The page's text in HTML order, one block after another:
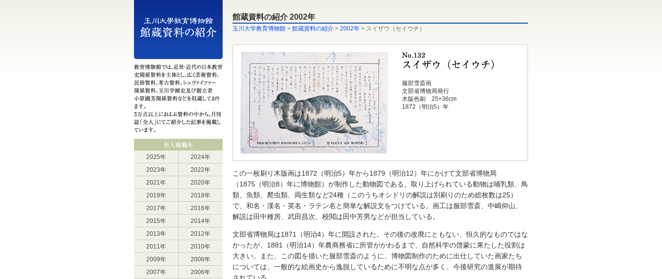
2025年
2024年
2023年
2022年
2021年
2020年
2019年
2018年
2017年
2016年
2015年
2014年
2013年
2012年
2011年
2010年
2009年
2008年
2007年
2006年
館蔵資料の紹介 2002年
玉川大学教育博物館 > 館蔵資料の紹介 > 2002年 > スイザウ（セイウチ）
服部雪斎画
文部省博物局発行
木版色刷 25×36cm
1872（明治5）年
この一枚刷り木版画は1872（明治5）年から1879（明治12）年にかけて文部省博物局
（1875（明治8）年に博物館）が制作した動物図である。取り上げられている動物は哺乳類、鳥
類、魚類、爬虫類、両生類など24種（このうちオシドリの解説は別刷りのため総枚数は25）
で、和名・漢名・英名・ラテン名と簡単な解説文をつけている。画工は服部雪斎、中嶋仰山、
解説は田中種房、武田昌次、校閲は田中芳男などが担当している。
文部省博物局は1871（明治4）年に開設された。その後の改廃にともない、恒久的なものではな
かったが、1881（明治14）年農商務省に所管がかわるまで、自然科学の啓蒙に果たした役割は
大きい。また、この図を描いた服部雪斎のように、博物図制作のために出仕していた画家たち
については、一般的な絵画史から逸脱しているために不明な点が多く、今後研究の進展が期待